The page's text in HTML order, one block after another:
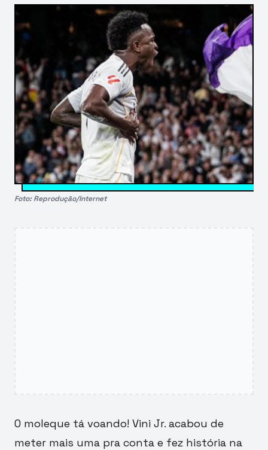
Foto: Reprodução/Internet
O moleque tá voando! Vini Jr. acabou de
meter mais uma pra conta e fez história na